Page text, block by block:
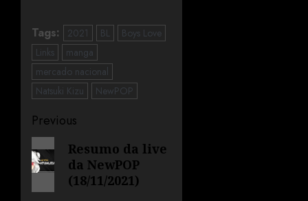
Tags: 2021 BL
Boys Love
Links
manga
mercado nacional
Natsuki Kizu
NewPOP
Previous
Resumo da live
da NewPOP
(18/11/2021)